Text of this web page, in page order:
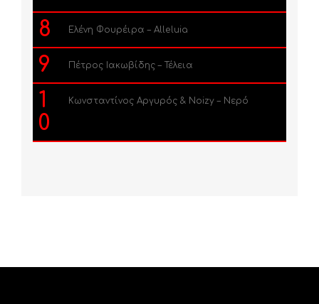
8 Ελένη Φουρέιρα – Alleluia
9 Πέτρος Ιακωβίδης – Τέλεια
1
0
Κωνσταντίνος Αργυρός & Noizy – Νερό